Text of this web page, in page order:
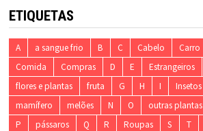
ETIQUETAS
A a sangue frio B C Cabelo Carro
Comida
Compras D E Estrangeiros
flores e plantas
fruta G H I Insetos
mamífero
melões N O outras plantas
P
pássaros Q R Roupas S T